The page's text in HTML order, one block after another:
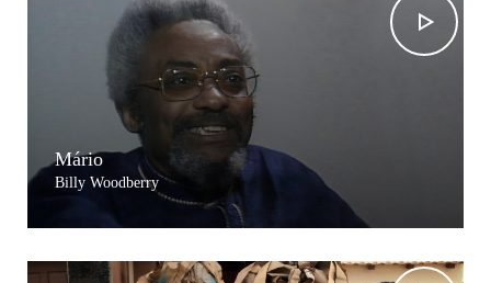
Mário
Billy Woodberry